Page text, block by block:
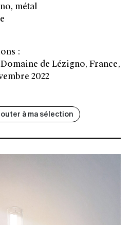
métal
:
de Lézigno, France,
2022
à ma sélection